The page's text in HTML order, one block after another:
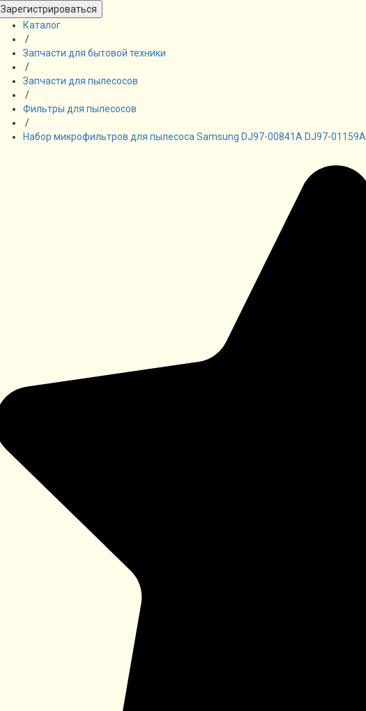
Зарегистрироваться
Каталог
/
Запчасти для бытовой техники
/
Запчасти для пылесосов
/
Фильтры для пылесосов
/
Набор микрофильтров для пылесоса Samsung DJ97-00841A DJ97-01159A